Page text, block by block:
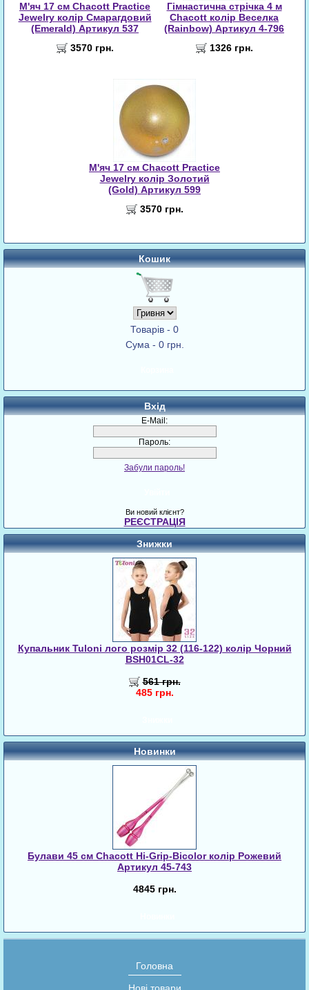
М'яч 17 см Chacott Practice
Jewelry колір Смарагдовий
(Emerald) Артикул 537
3570 грн.
Гімнастична стрічка 4 м
Chacott колір Веселка
(Rainbow) Артикул 4-796
1326 грн.
М'яч 17 см Chacott Practice
Jewelry колір Золотий
(Gold) Артикул 599
3570 грн.
Кошик
Товарів - 0
Сума - 0 грн.
Вхід
E-Mail:
Пароль:
Забули пароль!
Ви новий клієнт?
РЕЄСТРАЦІЯ
Знижки
Купальник Tuloni лого розмір 32 (116-122) колір Чорний
BSH01CL-32
561 грн.
485 грн.
Новинки
Булави 45 cм Chacott Hi-Grip-Bicolor колір Рожевий
Артикул 45-743
4845 грн.
Головна